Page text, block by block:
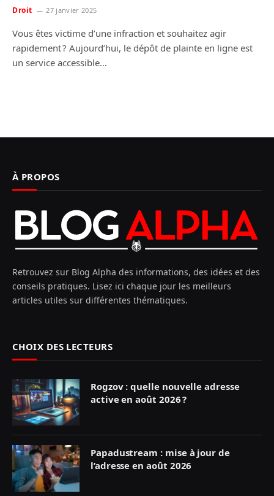
Droit 27 janvier 2025
Vous êtes victime d’une infraction et souhaitez agir
rapidement ? Aujourd’hui, le dépôt de plainte en ligne est
un service accessible…
À PROPOS
Retrouvez sur Blog Alpha des informations, des idées et des
conseils pratiques. Lisez ici chaque jour les meilleurs
articles utiles sur différentes thématiques.
CHOIX DES LECTEURS
Rogzov : quelle nouvelle adresse
active en août 2026 ?
Papadustream : mise à jour de
l’adresse en août 2026